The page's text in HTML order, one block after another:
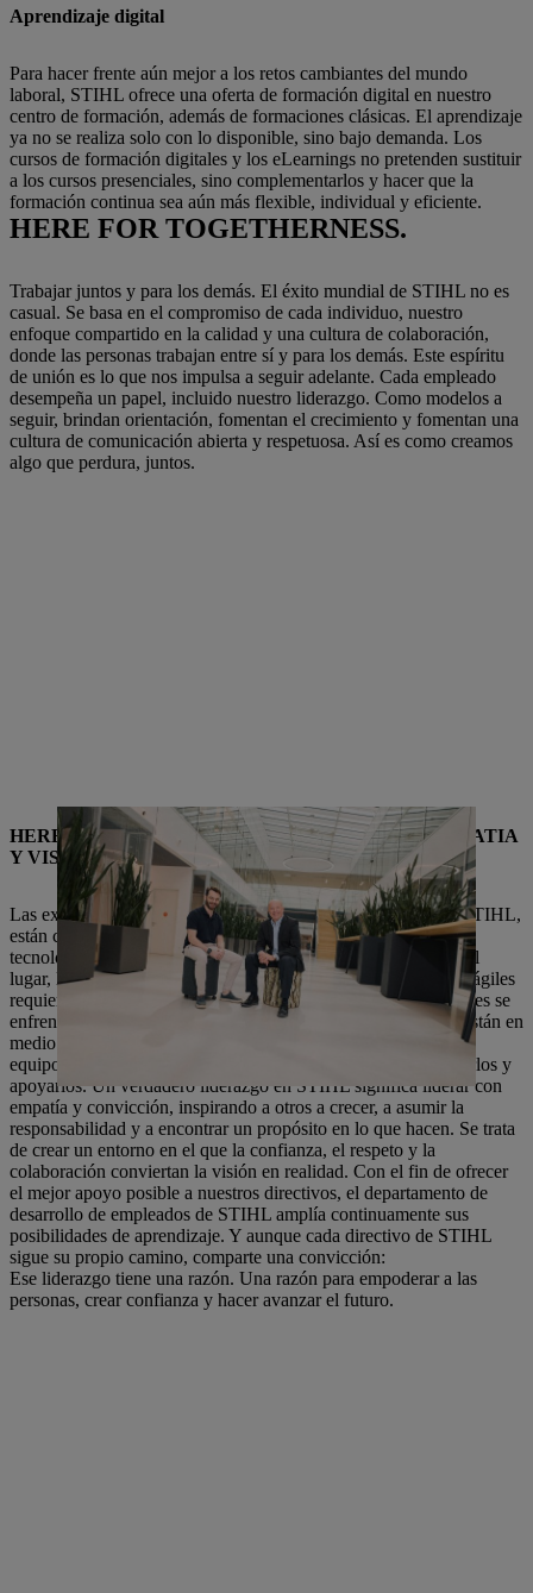
Aprendizaje digital
Para hacer frente aún mejor a los retos cambiantes del mundo
laboral, STIHL ofrece una oferta de formación digital en nuestro
centro de formación, además de formaciones clásicas. El aprendizaje
ya no se realiza solo con lo disponible, sino bajo demanda. Los
cursos de formación digitales y los eLearnings no pretenden sustituir
a los cursos presenciales, sino complementarlos y hacer que la
formación continua sea aún más flexible, individual y eficiente.
HERE FOR TOGETHERNESS.
Trabajar juntos y para los demás. El éxito mundial de STIHL no es
casual. Se basa en el compromiso de cada individuo, nuestro
enfoque compartido en la calidad y una cultura de colaboración,
donde las personas trabajan entre sí y para los demás. Este espíritu
de unión es lo que nos impulsa a seguir adelante. Cada empleado
desempeña un papel, incluido nuestro liderazgo. Como modelos a
seguir, brindan orientación, fomentan el crecimiento y fomentan una
cultura de comunicación abierta y respetuosa. Así es como creamos
algo que perdura, juntos.
HERE FOR LEADERSHIP – LIDERANDO CON EMPATIA
Y VISION.
Las exigencias a las empresas de todo el mundo, así como a STIHL,
están cambiando rápidamente. La digitalización, el cambio
tecnológico, los modos de trabajo flexibles en el tiempo y en el
lugar, los nuevos conceptos de lugar de trabajo y los métodos ágiles
requieren una comprensión adaptada del liderazgo. Los gerentes se
enfrentan a desafíos en dos lados. Por un lado, ellos mismos están en
medio de este cambio. Por otro, se encargan de orientar a sus
equipos, involucrarlos activamente en este camino, acompañarlos y
apoyarlos. Un verdadero liderazgo en STIHL significa liderar con
empatía y convicción, inspirando a otros a crecer, a asumir la
responsabilidad y a encontrar un propósito en lo que hacen. Se trata
de crear un entorno en el que la confianza, el respeto y la
colaboración conviertan la visión en realidad. Con el fin de ofrecer
el mejor apoyo posible a nuestros directivos, el departamento de
desarrollo de empleados de STIHL amplía continuamente sus
posibilidades de aprendizaje. Y aunque cada directivo de STIHL
sigue su propio camino, comparte una convicción:
Ese liderazgo tiene una razón. Una razón para empoderar a las
personas, crear confianza y hacer avanzar el futuro.